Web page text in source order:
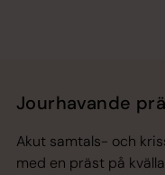
Jourhavande
Akut samtals- och
med en präst på